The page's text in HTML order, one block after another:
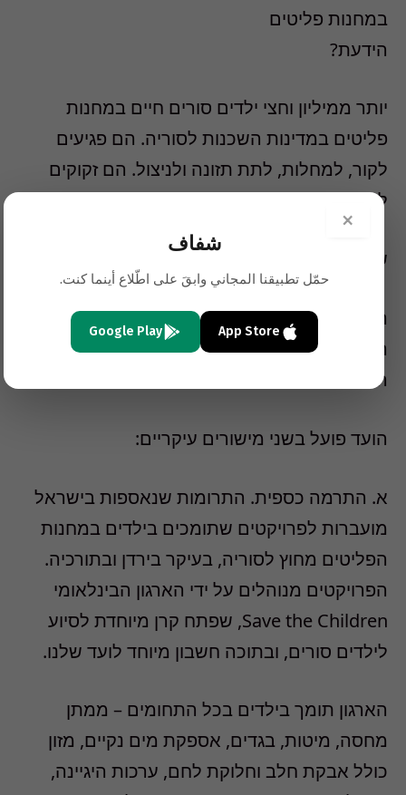
במחנות פליטים
הידעת?
יותר ממיליון וחצי ילדים סורים חיים במחנות
פליטים במדינות השכנות לסוריה. הם פגיעים
לקור, למחלות, לתת תזונה ולניצול. הם זקוקים
לעזרתך.
שלום רב,
המלחמה בסוריה מתקרבת לשנתה הרביעית,
החורף כמעט כאן, והועד לסיוע הומניטרי לעם
הסורי מחדש את פעילותו ביתר שאת.
הועד פועל בשני מישורים עיקריים:
א. התרמה כספית. התרומות שנאספות בישראל
מועברות לפרויקטים שתומכים בילדים במחנות
הפליטים מחוץ לסוריה, בעיקר בירדן ובתורכיה.
הפרויקטים מנוהלים על ידי הארגון הבינלאומי
Save the Children, שפתח קרן מיוחדת לסיוע
לילדים סורים, ובתוכה חשבון מיוחד לועד שלנו.
הארגון תומך בילדים בכל התחומים – ממתן
מחסה, מיטות, בגדים, אספקת מים נקיים, מזון
כולל אבקת חלב וחלוקת לחם, ערכות היגיינה,
شفاف
حمّل تطبيقنا المجاني وابقَ على اطّلاع أينما كنت.
App Store
Google Play